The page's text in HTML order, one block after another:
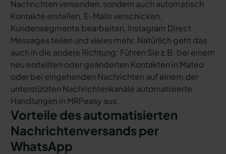
Nachrichten versenden, sondern auch automatisch
Kontakte erstellen, E-Mails verschicken,
Kundensegmente bearbeiten, Instagram Direct
Messages teilen und vieles mehr. Natürlich geht das
auch in die andere Richtung: Führen Sie z.B. bei einem
neu erstellten oder geänderten Kontakten in Mateo
oder bei eingehenden Nachrichten auf einem der
unterstützten Nachrichtenkanäle automatisierte
Handlungen in MRPeasy aus.
Vorteile des automatisierten
Nachrichtenversands per
WhatsApp